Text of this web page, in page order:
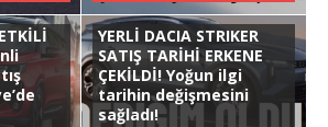
YERLİ DACIA STRIKER
SATIŞ TARİHİ ERKENE
ÇEKİLDİ! Yoğun ilgi
tarihin değişmesini
sağladı!